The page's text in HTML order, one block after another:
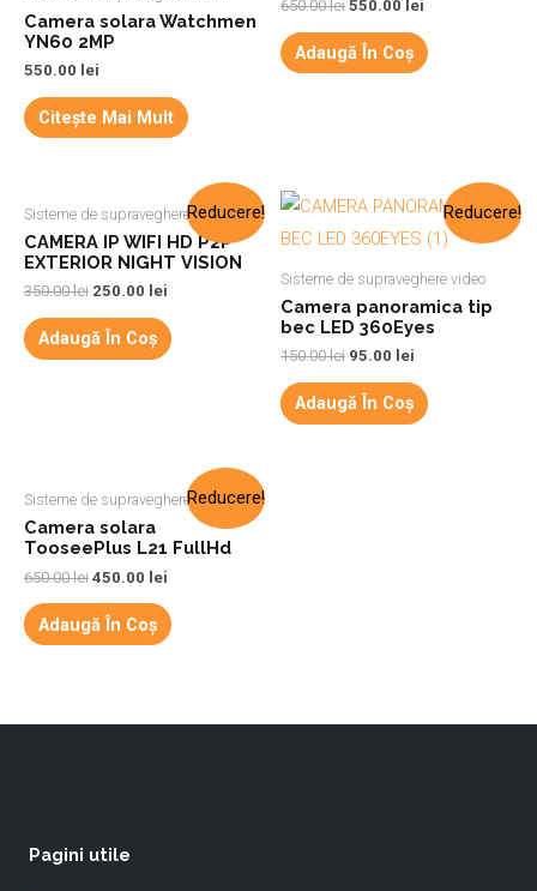
Camera solara Watchmen
YN60 2MP
550.00 lei
Citește Mai Mult
650.00lei 550.00 lei
Adaugă În Coș
Reducere!
Sisteme de supraveghere video
CAMERA IP WIFI HD P2P
EXTERIOR NIGHT VISION
350.00lei 250.00 lei
Adaugă În Coș
Reducere!
Sisteme de supraveghere video
Camera panoramica tip
bec LED 360Eyes
150.00lei 95.00 lei
Adaugă În Coș
Reducere!
Sisteme de supraveghere video
Camera solara
TooseePlus L21 FullHd
650.00lei 450.00 lei
Adaugă În Coș
Pagini utile